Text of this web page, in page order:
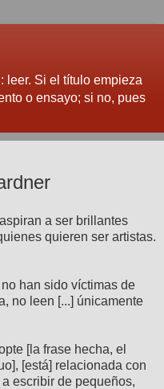
leer. Si el título empieza
o ensayo; si no, pues
a ser brillantes
quieren ser artistas.
han sido víctimas de
no leen [...] únicamente
[la frase hecha, el
[está] relacionada con
escribir de pequeños,